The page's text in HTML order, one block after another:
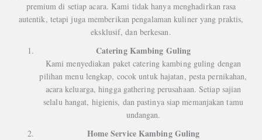
premium di setiap acara. Kami tidak hanya menghadirkan rasa
autentik, tetapi juga memberikan pengalaman kuliner yang praktis,
eksklusif, dan berkesan.
Catering Kambing Guling
Kami menyediakan paket catering kambing guling dengan
pilihan menu lengkap, cocok untuk hajatan, pesta pernikahan,
acara keluarga, hingga gathering perusahaan. Setiap sajian
selalu hangat, higienis, dan pastinya siap memanjakan tamu
undangan.
Home Service Kambing Guling